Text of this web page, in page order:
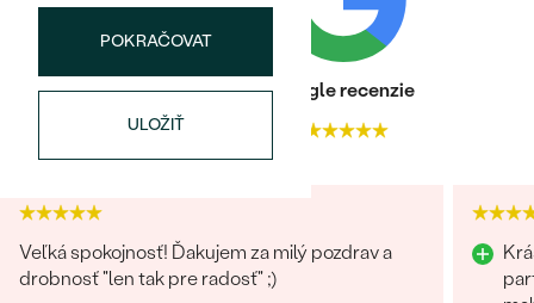
OBJAVIŤ
POKRAČOVAT
ULOŽIŤ
Heuréka recenzie
4.9
Google recenzie
Veľká spokojnosť! Ďakujem za milý pozdrav a
drobnosť "len tak pre radosť" ;)